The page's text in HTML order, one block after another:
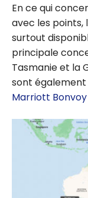
En ce qui
avec les points,
surtout
principale
Tasmanie et la
sont
Marriott Bonvoy